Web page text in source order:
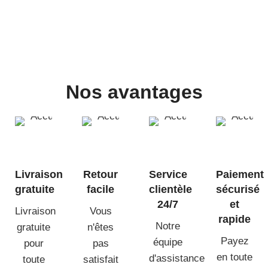
Nos avantages
Livraison
gratuite
Livraison
gratuite
pour
toute
Retour
facile
Vous
n'êtes
pas
satisfait
Service
clientèle
24/7
Notre
équipe
d'assistance
Paiement
sécurisé
et
rapide
Payez
en toute